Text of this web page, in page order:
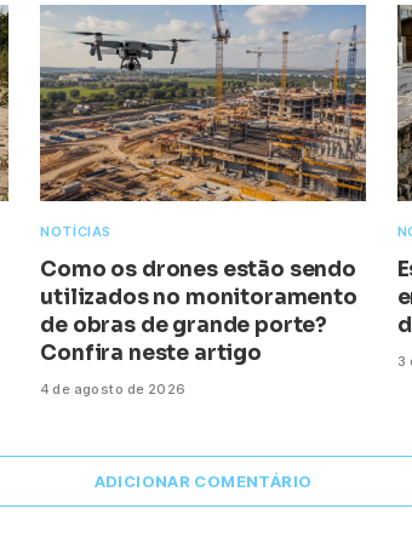
NOTÍCIAS
Como os drones estão sendo
utilizados no monitoramento
de obras de grande porte?
Confira neste artigo
4 de agosto de 2026
3
ADICIONAR COMENTÁRIO